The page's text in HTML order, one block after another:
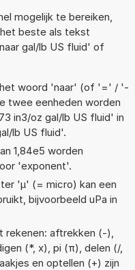
mogelijk te bereiken,
beste als tekst
gal/lb US fluid' of
het woord 'naar' (of '=' / '-
twee eenheden worden
in3/oz gal/lb US fluid' in
lb US fluid'.
1,84e5 worden
'exponent'.
'µ' (= micro) kan een
bijvoorbeeld uPa in
rekenen: aftrekken (-),
(*, x), pi (π), delen (/,
en optellen (+) zijn